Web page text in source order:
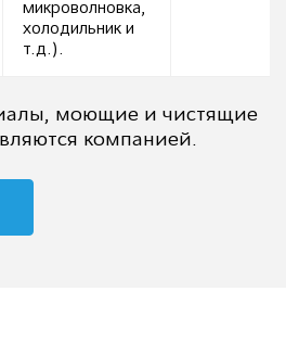
микроволновка,
холодильник и
т.д.).
моющие и чистящие
компанией.